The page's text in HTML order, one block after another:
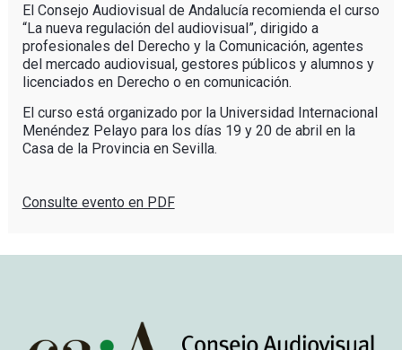
El Consejo Audiovisual de Andalucía recomienda el curso
“La nueva regulación del audiovisual”, dirigido a
profesionales del Derecho y la Comunicación, agentes
del mercado audiovisual, gestores públicos y alumnos y
licenciados en Derecho o en comunicación.
El curso está organizado por la Universidad Internacional
Menéndez Pelayo para los días 19 y 20 de abril en la
Casa de la Provincia en Sevilla.
Consulte evento en PDF